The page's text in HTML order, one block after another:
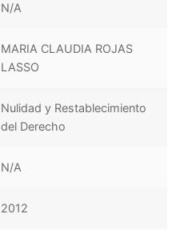
N/A
MARIA CLAUDIA ROJAS
LASSO
Nulidad y Restablecimiento
del Derecho
N/A
2012